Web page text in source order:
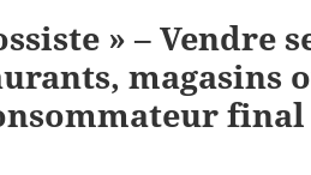
» – Vendre
magasins
final